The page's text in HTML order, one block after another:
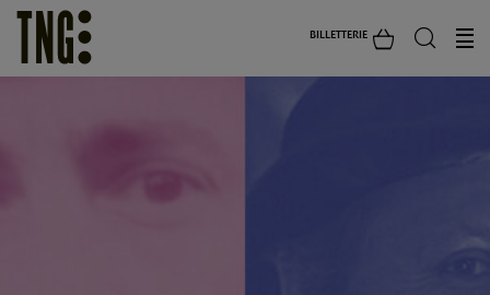
BILLETTERIE